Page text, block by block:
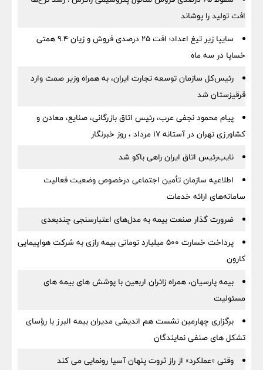
افت تولید را پوشاند
سایپا زیر تیغ اعداد؛ افت ۲۵ درصدی فروش و زیان ۹.۴ همتی
خساپا در سه ماه
رئیس‌کل سازمان توسعه تجارت ایران، به همراه وزیر صمت وارد
قرقیزستان شد
پیام محمود نجفی عرب، رئیس اتاق بازرگانی، صنایع، معادن و
کشاورزی تهران در آستانه 17 مرداد ، روز خبرنگار
نایب‌رئیس اتاق ایران راهی باکو شد
اطلاعیه سازمان تأمین اجتماعی درخصوص وضعیت فعالیت
سامانه‌های ارائه خدمات
ضرورت گذار صنعت بیمه به مدل‌های اعتبارسنجی چندبعدی
پرداخت خسارت ۵۰۰ میلیارد تومانی بیمه رازی به شرکت هواپیمایی
کارون
بیمه پارسیان، همراه زائران اربعین با پوشش های بیمه های
مسئولیت
برگزاری چهارمین نشست هم اندیشی مدیران بیمه البرز با رؤسای
تشکل های صنفی نمایندگان
وقتی «عملکرد» از راز ثروت پنهان آسیا رونمایی می کند